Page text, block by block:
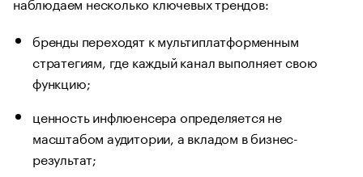
бренды переходят к мультиплатформенным
стратегиям, где каждый канал выполняет свою
функцию;
ценность инфлюенсера определяется не
масштабом аудитории, а вкладом в бизнес-
результат;